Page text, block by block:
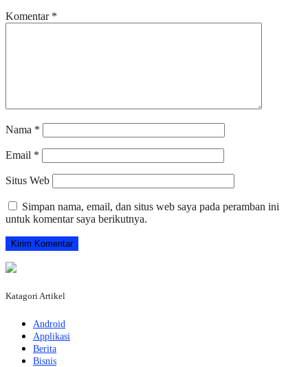
Komentar *
Nama *
Email *
Situs Web
Simpan nama, email, dan situs web saya pada peramban ini
untuk komentar saya berikutnya.
Katagori Artikel
Android
Applikasi
Berita
Bisnis